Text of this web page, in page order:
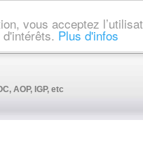
vous acceptez
Plus d'infos
AOP, IGP, etc